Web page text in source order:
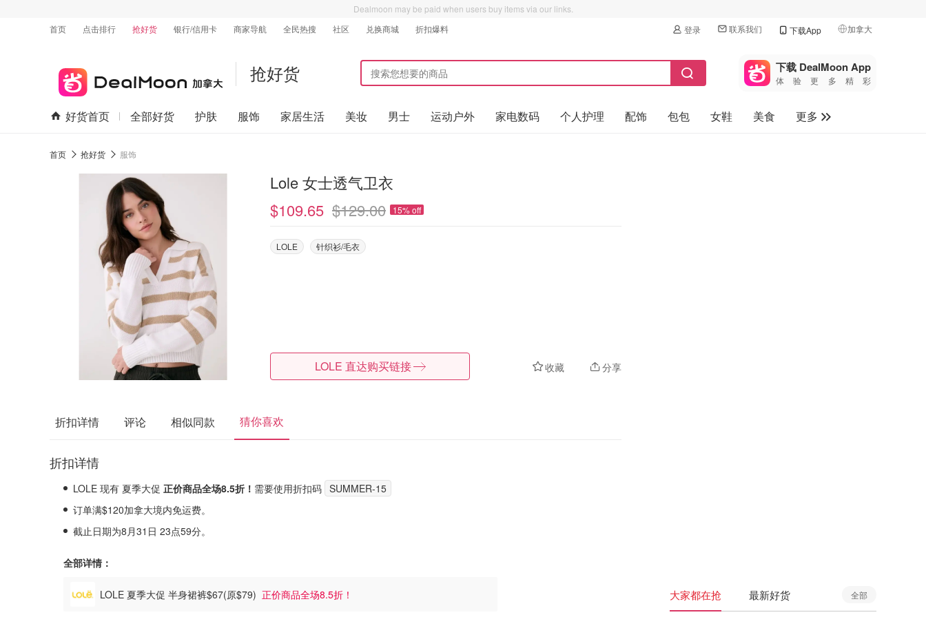
Dealmoon may be paid when users buy items via our links.
首页
点击排行 抢好货 银行/信用卡 商家导航 全民热搜 社区 兑换商城 折扣爆料 登录 联系我们 下载App 加拿大
🇺🇸
美国
🇨🇳中国
🇨🇦加拿大
抢好货 下载 DealMoon App
体验更多精彩
好货首页 全部好货 护肤 服饰 家居生活 美妆 男士 运动户外 家电数码 个人护理 配饰 包包 女鞋 美食
更多
首页 抢好货 服饰
Lole 女士透气卫衣
$109.65 $129.00 15% off
LOLE 针织衫/毛衣
收藏 分享
LOLE 直达购买链接
折扣详情 评论 相似同款 猜你喜欢
折扣详情
LOLE 现有 夏季大促 正价商品全场8.5折！ 需要使用折扣码 SUMMER-15
订单满$120加拿大境内免运费。
截止日期为8月31日 23点59分。
全部详情：
LOLE 夏季大促 半身裙裤$67(原$79) 正价商品全场8.5折！ 大家都在抢 最新好货 全部